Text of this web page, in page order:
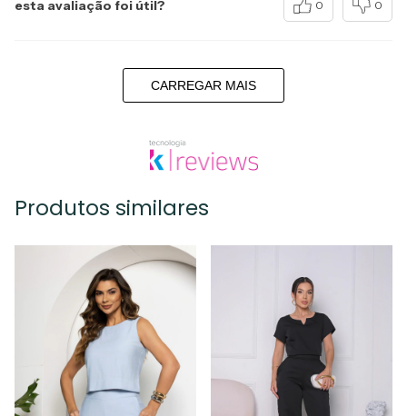
esta avaliação foi útil? 0 0
CARREGAR MAIS
Produtos similares